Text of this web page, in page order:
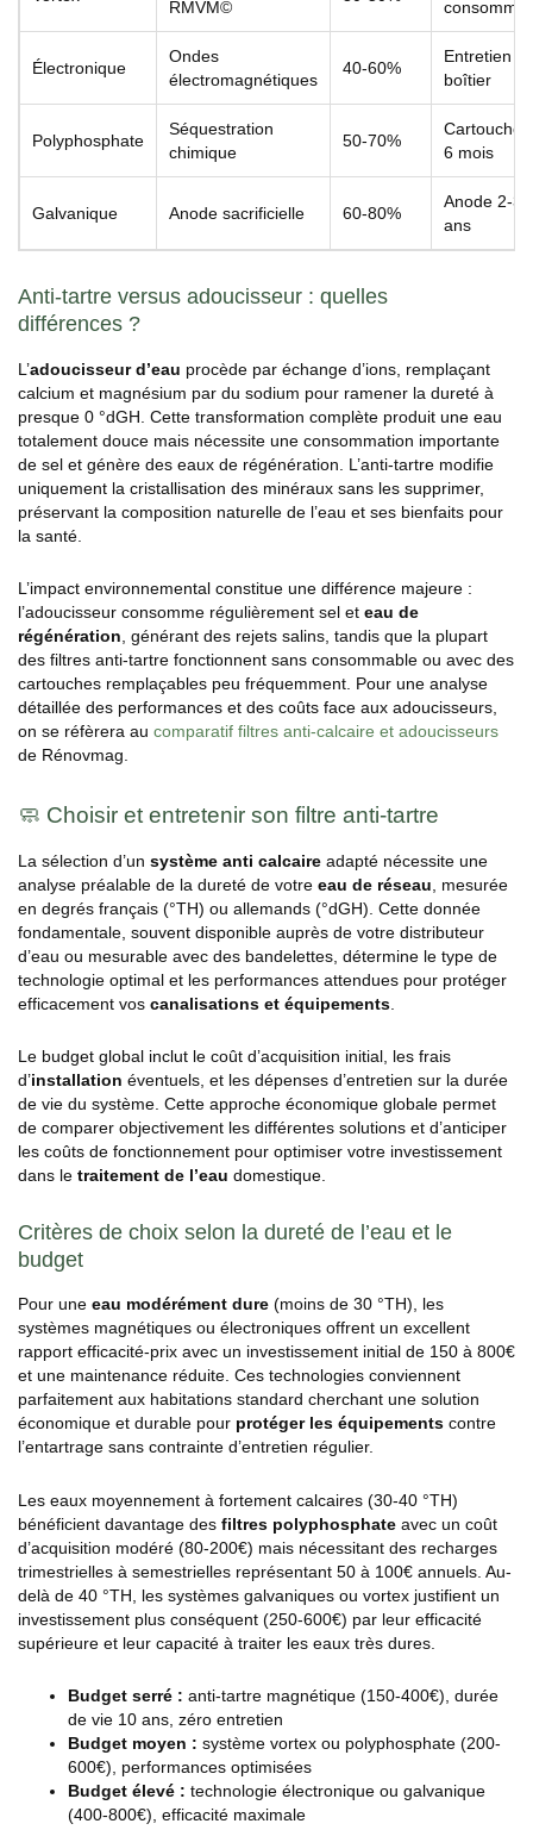
RMVM©
Électronique
Ondes
électromagnétiques
40-60%
Entretien
boîtier
Polyphosphate
Séquestration
chimique
50-70%
Cartouche
6 mois
Galvanique Anode sacrificielle 60-80%
Anode 2-3
ans
Anti-tartre versus adoucisseur : quelles
différences ?
L’adoucisseur d’eau procède par échange d’ions, remplaçant
calcium et magnésium par du sodium pour ramener la dureté à
presque 0 °dGH. Cette transformation complète produit une eau
totalement douce mais nécessite une consommation importante
de sel et génère des eaux de régénération. L’anti-tartre modifie
uniquement la cristallisation des minéraux sans les supprimer,
préservant la composition naturelle de l’eau et ses bienfaits pour
la santé.
L’impact environnemental constitue une différence majeure :
l’adoucisseur consomme régulièrement sel et eau de
régénération, générant des rejets salins, tandis que la plupart
des filtres anti-tartre fonctionnent sans consommable ou avec des
cartouches remplaçables peu fréquemment. Pour une analyse
détaillée des performances et des coûts face aux adoucisseurs,
on se réfèrera au comparatif filtres anti-calcaire et adoucisseurs
de Rénovmag.
🧼 Choisir et entretenir son filtre anti-tartre
La sélection d’un système anti calcaire adapté nécessite une
analyse préalable de la dureté de votre eau de réseau , mesurée
en degrés français (°TH) ou allemands (°dGH). Cette donnée
fondamentale, souvent disponible auprès de votre distributeur
d’eau ou mesurable avec des bandelettes, détermine le type de
technologie optimal et les performances attendues pour protéger
efficacement vos canalisations et équipements
Le budget global inclut le coût d’acquisition initial, les frais
d’installation éventuels, et les dépenses d’entretien sur la durée
de vie du système. Cette approche économique globale permet
de comparer objectivement les différentes solutions et d’anticiper
les coûts de fonctionnement pour optimiser votre investissement
dans le traitement de l’eau domestique.
Critères de choix selon la dureté de l’eau et le
budget
Pour une eau modérément dure (moins de 30 °TH), les
systèmes magnétiques ou électroniques offrent un excellent
rapport efficacité-prix avec un investissement initial de 150 à 800€
et une maintenance réduite. Ces technologies conviennent
parfaitement aux habitations standard cherchant une solution
économique et durable pour protéger les équipements contre
l’entartrage sans contrainte d’entretien régulier.
Les eaux moyennement à fortement calcaires (30-40 °TH)
bénéficient davantage des filtres polyphosphate avec un coût
d’acquisition modéré (80-200€) mais nécessitant des recharges
trimestrielles à semestrielles représentant 50 à 100€ annuels. Au-
delà de 40 °TH, les systèmes galvaniques ou vortex justifient un
investissement plus conséquent (250-600€) par leur efficacité
supérieure et leur capacité à traiter les eaux très dures.
Budget serré : anti-tartre magnétique (150-400€), durée
de vie 10 ans, zéro entretien
Budget moyen : système vortex ou polyphosphate (200-
600€), performances optimisées
Budget élevé : technologie électronique ou galvanique
(400-800€), efficacité maximale